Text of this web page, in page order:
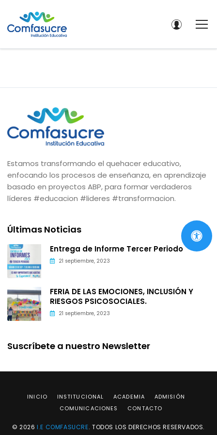
Estamos transformando el quehacer educativo,
enfocando los procesos de enseñanza, en aprendizaje
basado en proyectos ABP, para formar verdaderos
líderes #educacion #lideres #transformacion.
Últimas Noticias
Entrega de Informe Tercer Periodo
21 septiembre, 2023
FERIA DE LAS EMOCIONES, INCLUSIÓN Y
RIESGOS PSICOSOCIALES.
21 septiembre, 2023
Suscríbete a nuestro Newsletter
INICIO INSTITUCIONAL ACADEMIA
ADMISIÓN
COMUNICACIONES
CONTACTO
© 2026I.E COMFASUCRE. TODOS LOS DERECHOS RESERVADOS.